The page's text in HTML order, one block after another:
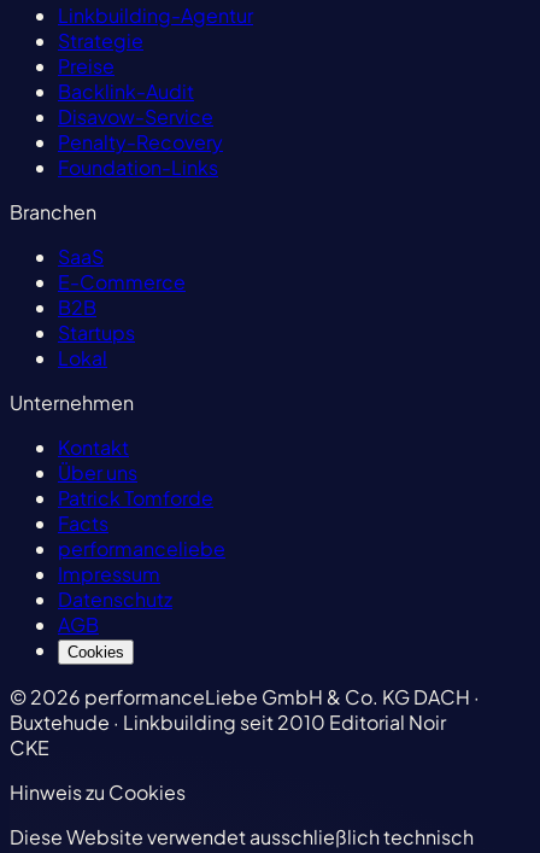
Linkbuilding-Agentur
Strategie
Preise
Backlink-Audit
Disavow-Service
Penalty-Recovery
Foundation-Links
Branchen
SaaS
E-Commerce
B2B
Startups
Lokal
Unternehmen
Kontakt
Über uns
Patrick Tomforde
Facts
performanceliebe
Impressum
Datenschutz
AGB
Cookies
© 2026 performanceLiebe GmbH & Co. KGDACH ·
Buxtehude · Linkbuilding seit 2010 Editorial Noir
CKE
Hinweis zu Cookies
Diese Website verwendet ausschließlich technisch